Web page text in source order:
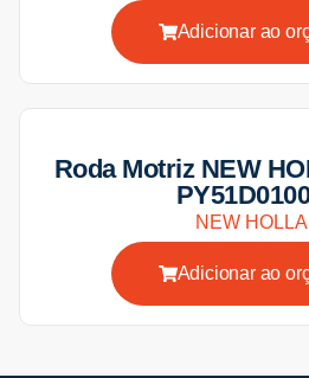
Adicionar ao
Roda Motriz NEW
NEW
Adicionar ao